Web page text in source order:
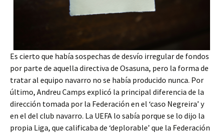
Es cierto que había sospechas de desvío irregular de fondos
por parte de aquella directiva de Osasuna, pero la forma de
tratar al equipo navarro no se había producido nunca. Por
último, Andreu Camps explicó la principal diferencia de la
dirección tomada por la Federación en el ‘caso Negreira’ y
en el del club navarro. La UEFA lo sabía porque se lo dijo la
propia Liga, que calificaba de ‘deplorable’ que la Federación